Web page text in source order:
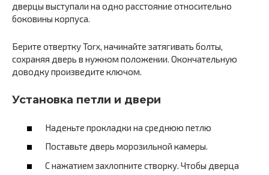
дверцы выступали на одно расстояние относительно
боковины корпуса.
Берите отвертку Torx, начинайте затягивать болты,
сохраняя дверь в нужном положении. Окончательную
доводку произведите ключом.
Установка петли и двери
Наденьте прокладки на среднюю петлю
Поставьте дверь морозильной камеры.
С нажатием захлопните створку. Чтобы дверца